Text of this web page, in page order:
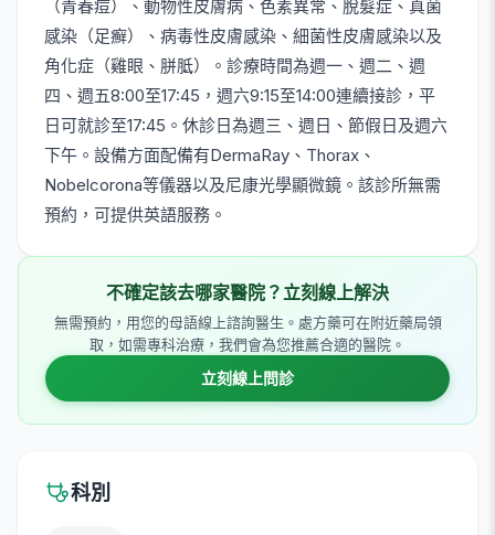
（青春痘）、動物性皮膚病、色素異常、脫髮症、真菌
感染（足癬）、病毒性皮膚感染、細菌性皮膚感染以及
角化症（雞眼、胼胝）。診療時間為週一、週二、週
四、週五8:00至17:45，週六9:15至14:00連續接診，平
日可就診至17:45。休診日為週三、週日、節假日及週六
下午。設備方面配備有DermaRay、Thorax、
Nobelcorona等儀器以及尼康光學顯微鏡。該診所無需
預約，可提供英語服務。
不確定該去哪家醫院？立刻線上解決
無需預約，用您的母語線上諮詢醫生。處方藥可在附近藥局領
取，如需專科治療，我們會為您推薦合適的醫院。
立刻線上問診
科別